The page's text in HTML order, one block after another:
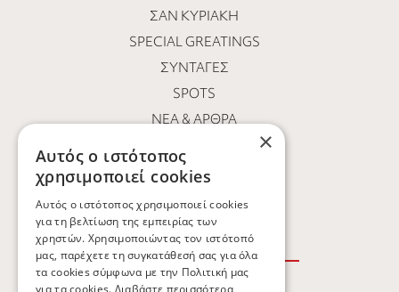
ΣΑΝ ΚΥΡΙΑΚΉ
SPECIAL GREATINGS
ΣΥΝΤΑΓΈΣ
SPOTS
ΝΕΑ & ΑΡΘΡΑ
ΟΙ ΆΝΘΡΩΠΟΙ ΜΑΣ
ΕΥΚΑΙΡΊΕΣ ΚΑΡΙΈΡΑΣ
ΕΠΙΚΟΙΝΩΝΙΑ
×
Αυτός ο ιστότοπος
χρησιμοποιεί cookies
Αυτός ο ιστότοπος χρησιμοποιεί cookies
για τη βελτίωση της εμπειρίας των
χρηστών. Χρησιμοποιώντας τον ιστότοπό
μας, παρέχετε τη συγκατάθεσή σας για όλα
τα cookies σύμφωνα με την Πολιτική μας
για τα cookies. Διαβάστε περισσότερα